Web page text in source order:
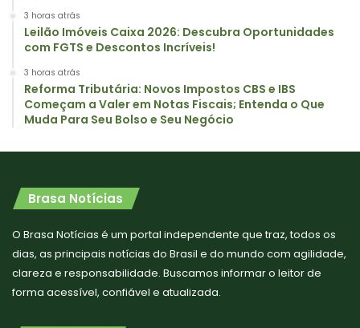
3 horas atrás
Leilão Imóveis Caixa 2026: Descubra Oportunidades
com FGTS e Descontos Incríveis!
3 horas atrás
Reforma Tributária: Novos Impostos CBS e IBS
Começam a Valer em Notas Fiscais; Entenda o Que
Muda Para Seu Bolso e Seu Negócio
Brasa Notícias
O Brasa Notícias é um portal independente que traz, todos os
dias, as principais notícias do Brasil e do mundo com agilidade,
clareza e responsabilidade. Buscamos informar o leitor de
forma acessível, confiável e atualizada.